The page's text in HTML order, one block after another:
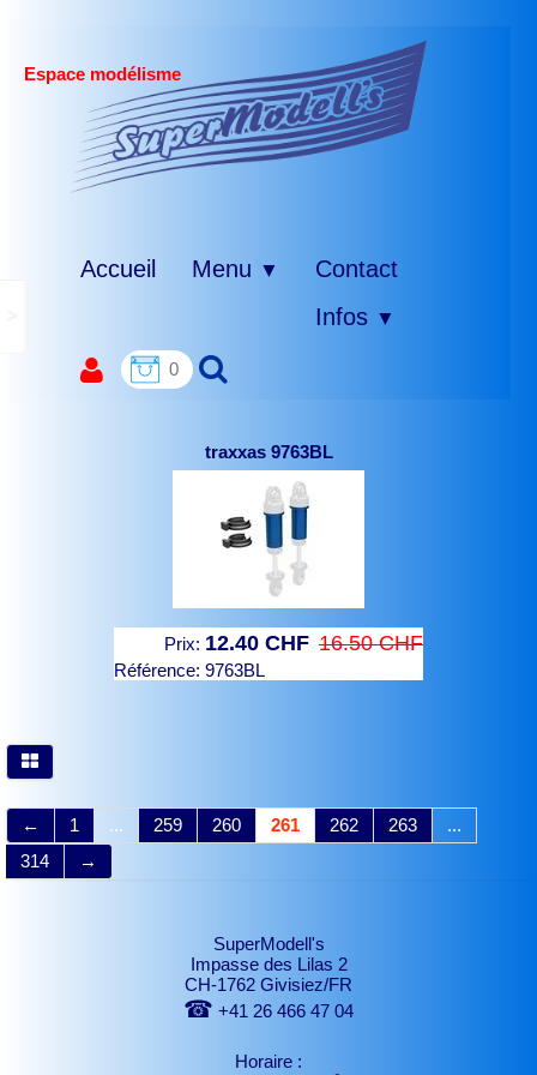
Espace modélisme
Accueil Menu ▼
Contact
Infos ▼
0
traxxas 9763BL
Prix: 12.40 CHF 16.50 CHF
Référence: 9763BL
← 1 ... 259 260 261 262 263
...
314
→
SuperModell's
Impasse des Lilas 2
CH-1762 Givisiez/FR
☎ +41 26 466 47 04
Horaire :